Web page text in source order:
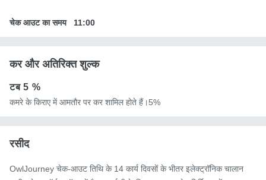
चेक आउट का समय 11:00
कर और अतिरिक्त शुल्क
टब5 %
कमरे के किराए में आमतौर पर कर शामिल होते हैं।5%
रसीद
OwlJourney चेक-आउट तिथि के 14 कार्य दिवसों के भीतर इलेक्ट्रॉनिक चालान